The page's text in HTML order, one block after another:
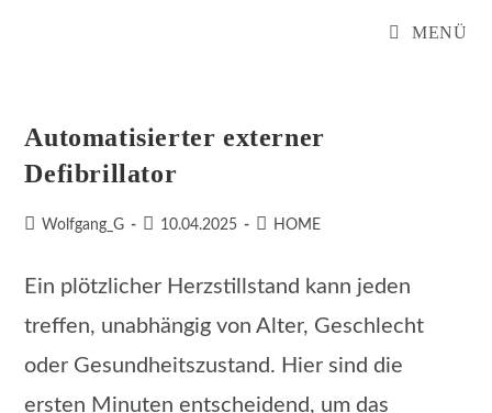
MENÜ
Automatisierter externer
Defibrillator
Beitrags-
Wolfgang_G
Beitrag
10.04.2025
Beitrags-
HOME
Ein plötzlicher Herzstillstand kann jeden
treffen, unabhängig von Alter, Geschlecht
oder Gesundheitszustand. Hier sind die
ersten Minuten entscheidend, um das